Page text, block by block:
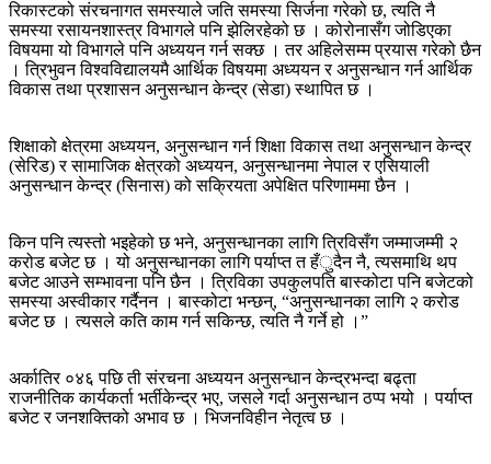
रिकास्टको संरचनागत समस्याले जति समस्या सिर्जना गरेको छ, त्यति नै
समस्या रसायनशास्त्र विभागले पनि झेलिरहेको छ । कोरोनासँग जोडिएका
विषयमा यो विभागले पनि अध्ययन गर्न सक्छ । तर अहिलेसम्म प्रयास गरेको छैन
। त्रिभुवन विश्वविद्यालयमै आर्थिक विषयमा अध्ययन र अनुसन्धान गर्न आर्थिक
विकास तथा प्रशासन अनुसन्धान केन्द्र (सेडा) स्थापित छ ।
शिक्षाको क्षेत्रमा अध्ययन, अनुसन्धान गर्न शिक्षा विकास तथा अनुसन्धान केन्द्र
(सेरिड) र सामाजिक क्षेत्रको अध्ययन, अनुसन्धानमा नेपाल र एसियाली
अनुसन्धान केन्द्र (सिनास) को सक्रियता अपेक्षित परिणाममा छैन ।
किन पनि त्यस्तो भइहेको छ भने, अनुसन्धानका लागि त्रिविसँग जम्माजम्मी २
करोड बजेट छ । यो अनुसन्धानका लागि पर्याप्त त हँुदैन नै, त्यसमाथि थप
बजेट आउने सम्भावना पनि छैन । त्रिविका उपकुलपति बास्कोटा पनि बजेटको
समस्या अस्वीकार गर्दैनन । बास्कोटा भन्छन्, “अनुसन्धानका लागि २ करोड
बजेट छ । त्यसले कति काम गर्न सकिन्छ, त्यति नै गर्ने हो ।”
अर्कातिर ०४६ पछि ती संरचना अध्ययन अनुसन्धान केन्द्रभन्दा बढ्ता
राजनीतिक कार्यकर्ता भर्तीकेन्द्र भए, जसले गर्दा अनुसन्धान ठप्प भयो । पर्याप्त
बजेट र जनशक्तिको अभाव छ । भिजनविहीन नेतृत्व छ ।